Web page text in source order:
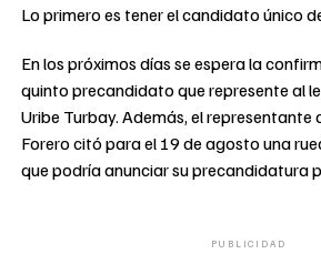
Lo primero es tener el candidato único
En los próximos días se espera la
quinto precandidato que represente al
Uribe Turbay. Además, el representante
Forero citó para el 19 de agosto una
que podría anunciar su precandidatura
PUBLICIDAD